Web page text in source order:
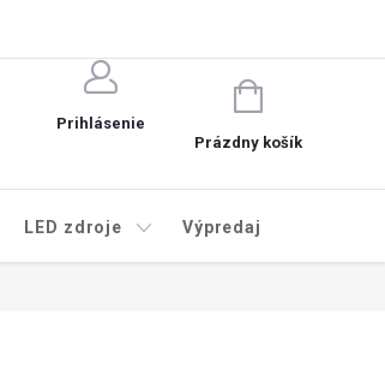
Prihlásenie
NÁKUPNÝ
KOŠÍK
Prázdny košík
LED zdroje Výpredaj